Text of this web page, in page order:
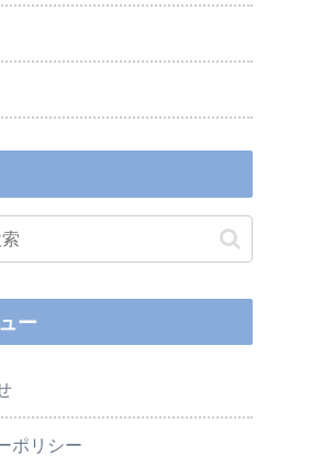
ー
ポリシー